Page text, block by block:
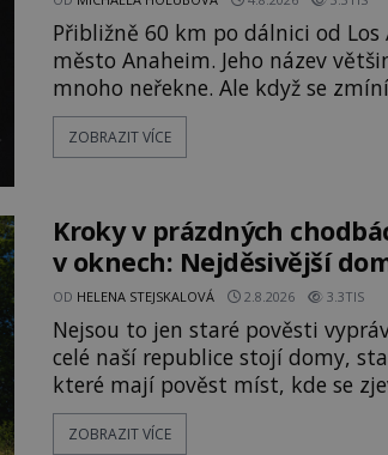
Přibližně 60 km po dálnici od Los
město Anaheim. Jeho název
mnoho neřekne. Ale když se
Disneyland, je hned jasno. Zábavní park vyroste
na poklidném místě bývalého sadu
lidí ročně. A ač je velká snaha
ZOBRAZIT VÍCE
Kroky v prázdných
v oknech: Nejděsivější
budí hrůzu
OD HELENA STEJSKALOVÁ 2.8.2026 3.3TIS
Nejsou to jen staré pověsti
celé naší republice stojí domy,
které mají pověst míst, kde se
ozývají nevysvětlitelné zvuky
podivné jevy. Zatímco historici většinou hledají
ZOBRAZIT VÍCE